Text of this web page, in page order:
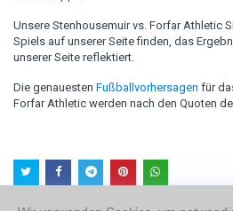
Unsere Stenhousemuir vs. Forfar Athletic
Spiels auf unserer Seite finden, das
unserer Seite reflektiert.
Die genauesten Fußballvorhersagen für
Forfar Athletic werden nach den Quoten